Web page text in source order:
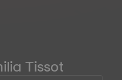
Tissot